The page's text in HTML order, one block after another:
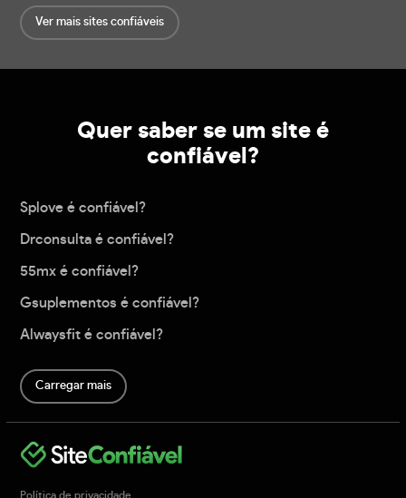
Ver mais sites confiáveis
Quer saber se um site é
confiável?
Splove é confiável?
Drconsulta é confiável?
55mx é confiável?
Gsuplementos é confiável?
Alwaysfit é confiável?
Carregar mais
Política de privacidade